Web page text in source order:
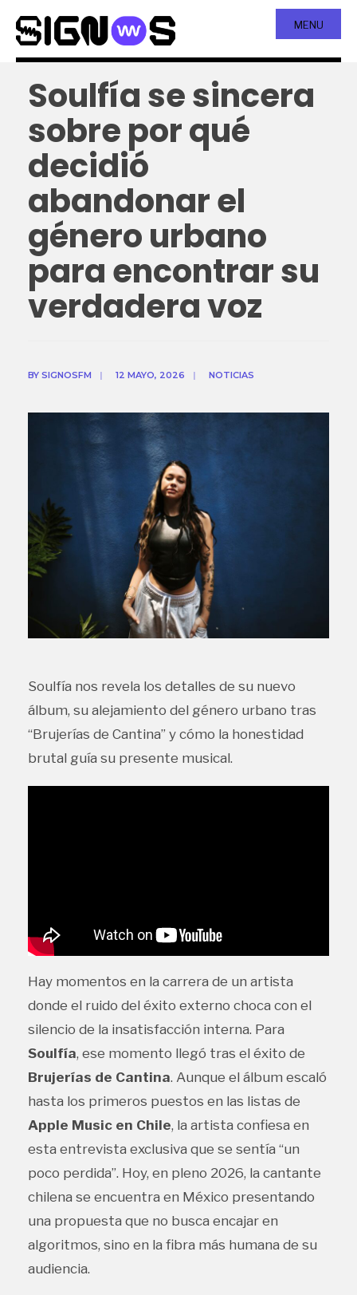
MENU
Soulfía se sincera
sobre por qué
decidió
abandonar el
género urbano
para encontrar su
verdadera voz
BY SIGNOSFM | 12 MAYO, 2026 | NOTICIAS
Soulfía nos revela los detalles de su nuevo
álbum, su alejamiento del género urbano tras
“Brujerías de Cantina” y cómo la honestidad
brutal guía su presente musical.
Hay momentos en la carrera de un artista
donde el ruido del éxito externo choca con el
silencio de la insatisfacción interna. Para
Soulfía, ese momento llegó tras el éxito de
Brujerías de Cantina. Aunque el álbum escaló
hasta los primeros puestos en las listas de
Apple Music en Chile, la artista confiesa en
esta entrevista exclusiva que se sentía “un
poco perdida”. Hoy, en pleno 2026, la cantante
chilena se encuentra en México presentando
una propuesta que no busca encajar en
algoritmos, sino en la fibra más humana de su
audiencia.